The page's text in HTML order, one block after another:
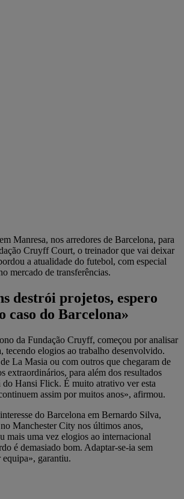
Manresa, nos arredores de Barcelona, para
Cruyff Court, o treinador que vai deixar
a atualidade do futebol, com especial
mercado de transferências.
destrói projetos, espero
caso do Barcelona»
da Fundação Cruyff, começou por analisar
tecendo elogios ao trabalho desenvolvido.
La Masia ou com outros que chegaram de
extraordinários, para além dos resultados
Hansi Flick. É muito atrativo ver esta
assim por muitos anos», afirmou.
do Barcelona em Bernardo Silva,
Manchester City nos últimos anos,
mais uma vez elogios ao internacional
é demasiado bom. Adaptar-se-ia sem
garantiu.